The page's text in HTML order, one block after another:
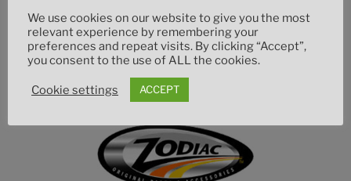
We use cookies on our website to give you the most
relevant experience by remembering your
preferences and repeat visits. By clicking “Accept”,
you consent to the use of ALL the cookies.
Cookie settings ACCEPT